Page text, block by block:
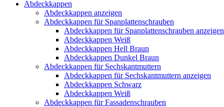
Abdeckkappen
Abdeckkappen anzeigen
Abdeckkappen für Spanplattenschrauben
Abdeckkappen für Spanplattenschrauben anzeigen
Abdeckkappen Weiß
Abdeckkappen Hell Braun
Abdeckkappen Dunkel Braun
Abdeckkappen für Sechskantmuttern
Abdeckkappen für Sechskantmuttern anzeigen
Abdeckkappen Schwarz
Abdeckkappen Weiß
Abdeckkappen für Fassadenschrauben